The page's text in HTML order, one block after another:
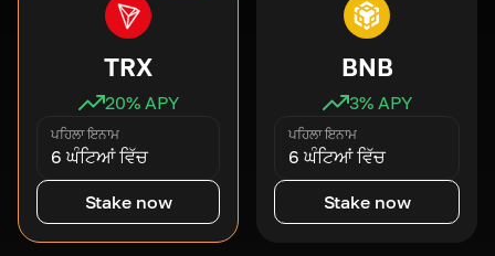
TRX
20% APY
ਪਹਿਲਾ ਇਨਾਮ
6 ਘੰਟਿਆਂ ਵਿੱਚ
Stake now
BNB
3% APY
ਪਹਿਲਾ ਇਨਾਮ
6 ਘੰਟਿਆਂ ਵਿੱਚ
Stake now